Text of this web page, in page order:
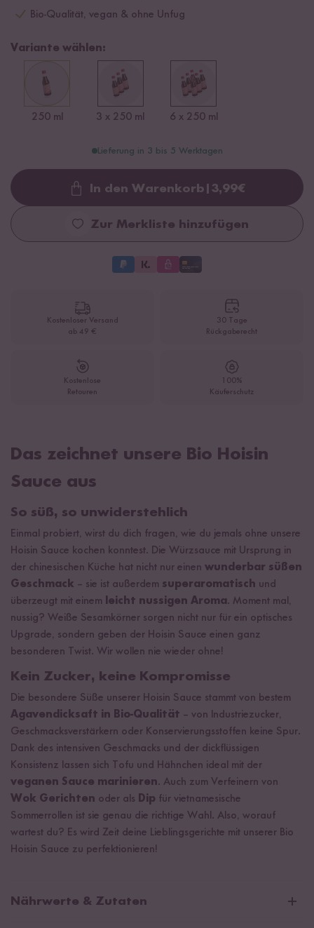
Bio-Qualität, vegan & ohne Unfug
Variante wählen:
250 ml 3 x 250 ml 6 x 250 ml
Lieferung in 3 bis 5 Werktagen
Loading...
In den Warenkorb 3,99€
Zur Merkliste hinzufügen
Kostenloser Versand
ab 49 €
30 Tage
Rückgaberecht
Kostenlose
Retouren
100%
Käuferschutz
Das zeichnet unsere Bio Hoisin
Sauce aus
So süß, so unwiderstehlich
Einmal probiert, wirst du dich fragen, wie du jemals ohne unsere
Hoisin Sauce kochen konntest. Die Würzsauce mit Ursprung in
der chinesischen Küche hat nicht nur einen wunderbar süßen
Geschmack – sie ist außerdem superaromatisch und
überzeugt mit einem leicht nussigen Aroma. Moment mal,
nussig? Weiße Sesamkörner sorgen nicht nur für ein optisches
Upgrade, sondern geben der Hoisin Sauce einen ganz
besonderen Twist. Wir wollen nie wieder ohne!
Kein Zucker, keine Kompromisse
Die besondere Süße unserer Hoisin Sauce stammt von bestem
Agavendicksaft in Bio-Qualität – von Industriezucker,
Geschmacksverstärkern oder Konservierungsstoffen keine Spur.
Dank des intensiven Geschmacks und der dickflüssigen
Konsistenz lassen sich Tofu und Hähnchen ideal mit der
veganen Sauce marinieren. Auch zum Verfeinern von
Wok Gerichten oder als Dip für vietnamesische
Sommerrollen ist sie genau die richtige Wahl. Also, worauf
wartest du? Es wird Zeit deine Lieblingsgerichte mit unserer Bio
Hoisin Sauce zu perfektionieren!
Nährwerte & Zutaten